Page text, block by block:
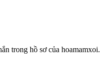
trong hồ sơ của hoamamxoi.